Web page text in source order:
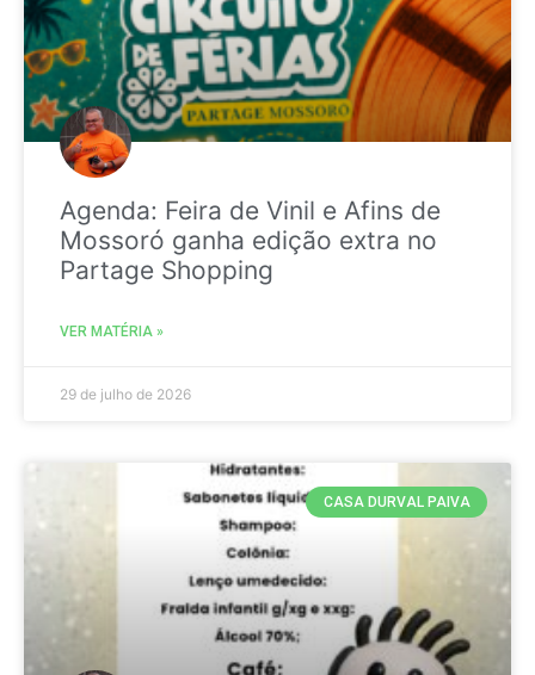
Agenda: Feira de Vinil e Afins de
Mossoró ganha edição extra no
Partage Shopping
VER MATÉRIA »
29 de julho de 2026
CASA DURVAL PAIVA